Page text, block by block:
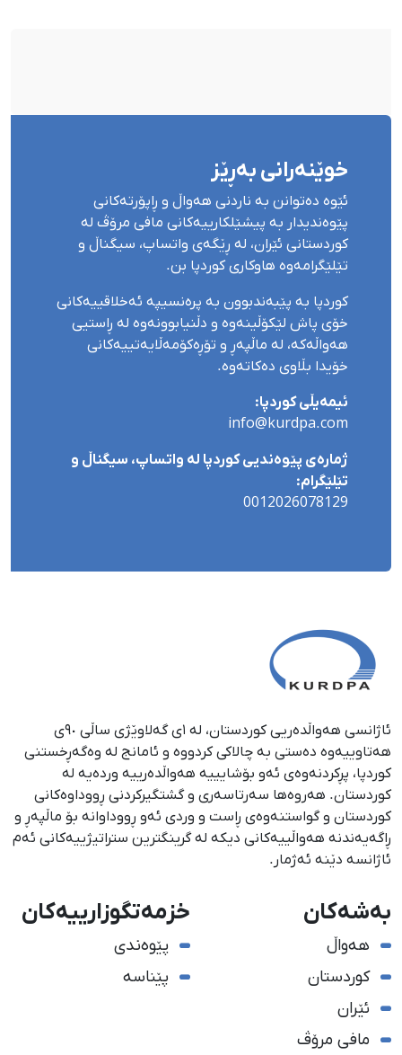
خوێنەرانی بەڕێز
ئێوە دەتوانن بە ناردنی هەواڵ و ڕاپۆرتەکانی
پێوەندیدار بە پیشێلکارییەکانی مافی مرۆڤ لە
کوردستانی ئێران، لە ڕێگەی واتساپ، سیگناڵ و
تێلێگرامەوە هاوکاری کوردپا بن.
کوردپا بە پێبەندبوون بە پرەنسیپە ئەخلاقییەکانی
خۆی پاش لێکۆڵینەوە و دڵنیابوونەوە لە ڕاستیی
هەواڵەکە، لە ماڵپەڕ و تۆڕەکۆمەڵایەتییەکانی
خۆیدا بڵاوی دەکاتەوە.
ئیمەیڵی کوردپا:
info@kurdpa.com
ژمارەی پێوەندیی کوردپا لە واتساپ، سیگناڵ و
تێلێگرام:
0012026078129
ئاژانسی هەواڵدەریی کوردستان، لە ١ی گەلاوێژی ساڵی ٩٠ی
هەتاوییەوە دەستی بە چالاکی کردووە و ئامانج لە وەگەڕخستنی
كوردپا، پڕكردنەوەی ئەو بۆشایییە هەواڵدەرییە وردەیە لە
كوردستان. هەروەها سەرتاسەری و گشتگیركردنی ڕووداوەكانی
كوردستان و گواستنەوەی ڕاست و وردی ئەو ڕووداوانە بۆ ماڵپەڕ و
ڕاگەیەندنە هەواڵییەكانی دیكە لە گرینگترین ستراتیژییەكانی ئەم
ئاژانسە دێنە ئەژمار.
بەشەکان
هەواڵ
کوردستان
ئێران
مافی مرۆڤ
خزمەتگوزارییەکان
پێوەندی
پێناسە